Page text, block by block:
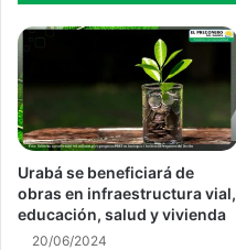
Urabá se beneficiará de
obras en infraestructura vial,
educación, salud y vivienda
20/06/2024